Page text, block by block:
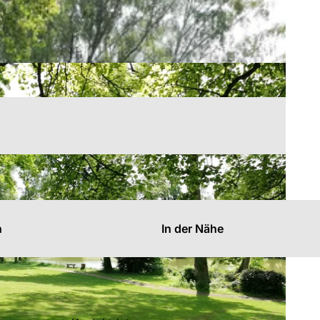
In der Nähe